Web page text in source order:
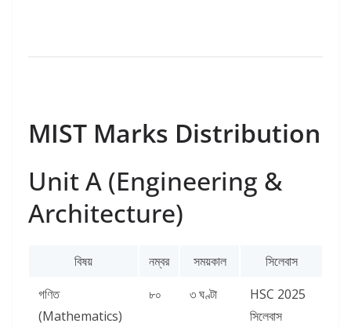
MIST Marks Distribution
Unit A (Engineering &
Architecture)
বিষয় নম্বর সময়কাল
সিলেবাস
গণিত
(Mathematics)
৮০ ৩ ঘণ্টা
HSC 2025
সিলেবাস